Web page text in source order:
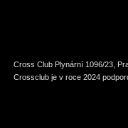
Cross Club Plynární 1096/23,
Crossclub je v roce 2024